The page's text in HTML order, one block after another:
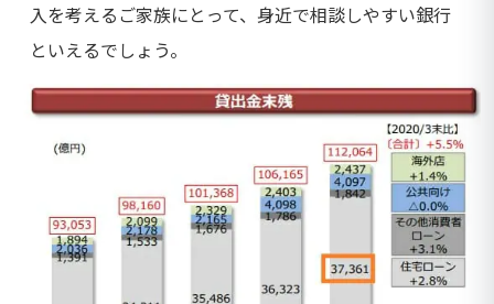
入を考えるご家族にとって、身近で相談しやすい銀行
といえるでしょう。